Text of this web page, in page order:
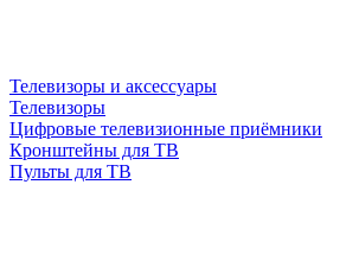
Телевизоры и аксессуары
Телевизоры
Цифровые телевизионные приёмники
Кронштейны для ТВ
Пульты для ТВ